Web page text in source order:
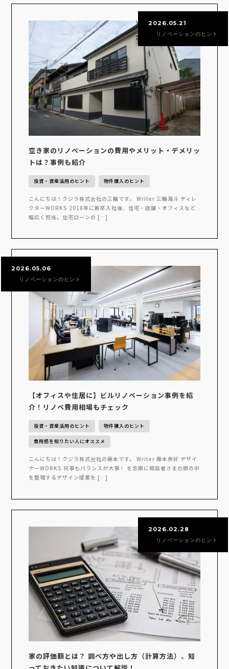
2026.05.21
リノベーションのヒント
空き家のリノベーションの費用やメリット・デメリッ
トは？事例も紹介
投資・資産活用のヒント 物件購入のヒント
こんにちは！クジラ株式会社の三輪です。 Writer 三輪海斗 ディレ
クターWORKS 2018年に新卒入社後、住宅・店舗・オフィスなど
幅広く担当。住宅ローンの […]
2026.05.06
リノベーションのヒント
【オフィスや住居に】ビルリノベーション事例を紹
介！リノベ費用相場もチェック
投資・資産活用のヒント 物件購入のヒント
費用感を知りたい人にオススメ
こんにちは！クジラ株式会社の藤本です。 Writer 藤本恭好 デザイ
ナーWORKS 何事もバランスが大事！ を念頭に相談者さまの頭の中
を整理するデザイン提案を […]
2026.02.28
リノベーションのヒント
家の評価額とは？ 調べ方や出し方（計算方法）、知